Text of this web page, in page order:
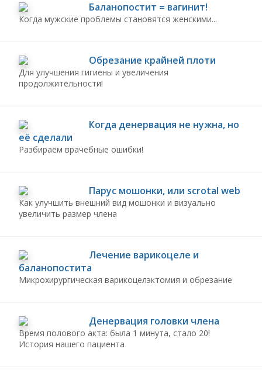
Баланопостит = вагинит!
Когда мужские проблемы становятся женскими...
Обрезание крайней плоти
Для улучшения гигиены и увеличения
продолжительности!
Когда денервация не нужна, но
её сделали
Разбираем врачебные ошибки!
Парус мошонки, или scrotal web
Как улучшить внешний вид мошонки и визуально
увеличить размер члена
Лечение варикоцеле и
баланопостита
Микрохирургическая варикоцелэктомия и обрезание
Денервация головки члена
Время полового акта: была 1 минута, стало 20!
История нашего пациента